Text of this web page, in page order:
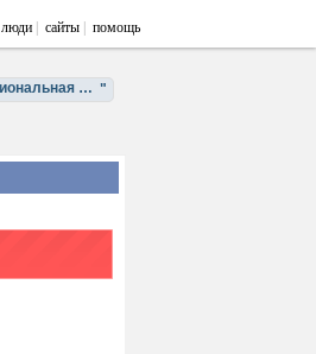
люди сайты помощь
AstroPro - профессиональная астрология. Обучение и консультации. "